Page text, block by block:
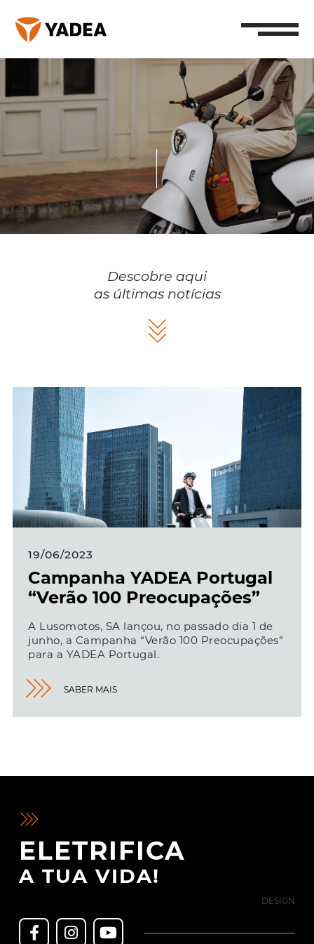
Descobre aqui
as últimas notícias
19/06/2023
Campanha YADEA Portugal
“Verão 100 Preocupações”
A Lusomotos, SA lançou, no passado dia 1 de
junho, a Campanha “Verão 100 Preocupações”
para a YADEA Portugal.
SABER MAIS
ELETRIFICA
A TUA VIDA!
DESIGN